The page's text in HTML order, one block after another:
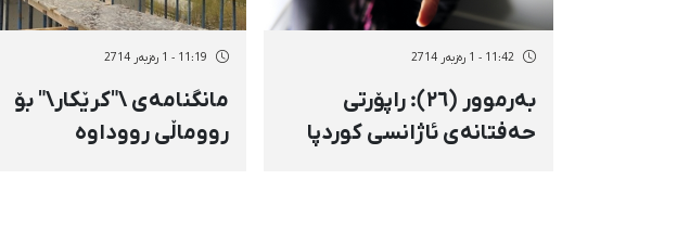
11:42 - 1 رەزبەر 2714
بەرموور (٢٦): راپۆرتی
حەفتانەی ئاژانسی کوردپا
11:19 - 1 رەزبەر 2714
مانگنامەی \"كرێكار\" بۆ
رووماڵی رووداوە